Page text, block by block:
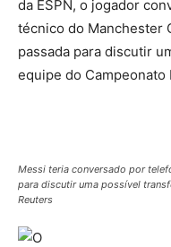
da ESPN, o jogador
técnico do Manchester
passada para discutir
equipe do Campeonato
Messi teria conversado por
para discutir uma possível
Reuters